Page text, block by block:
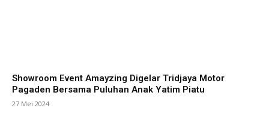
Showroom Event Amayzing Digelar Tridjaya Motor
Pagaden Bersama Puluhan Anak Yatim Piatu
27 Mei 2024